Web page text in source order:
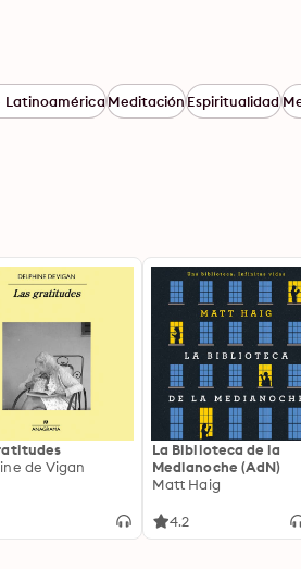
LatinoaméricaMeditaciónEspiritualidad
de Vigan
La Biblioteca de la
Medianoche (AdN)
Matt Haig
4.2